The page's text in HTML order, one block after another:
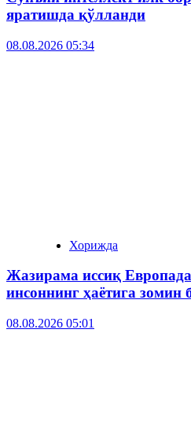
яратишда қўлланди
08.08.2026 05:34
Хорижда
Жазирама иссиқ
инсоннинг ҳаётига зомин
08.08.2026 05:01